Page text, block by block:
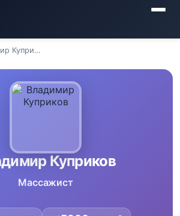
Владимир Куприков
Куприков
Массажист